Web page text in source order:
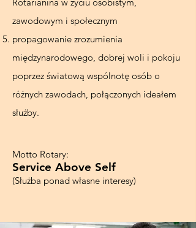
zawodowym i społecznym
propagowanie zrozumienia
międzynarodowego, dobrej woli i pokoju
poprzez światową wspólnotę osób o
różnych zawodach, połączonych ideałem
służby.
Motto Rotary:
Service Above Self
(Służba ponad własne interesy)